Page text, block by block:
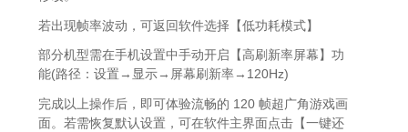
若出现帧率波动，可返回软件选择【低功耗模式】
部分机型需在手机设置中手动开启【高刷新率屏幕】功
能(路径：设置→显示→屏幕刷新率→120Hz)
完成以上操作后，即可体验流畅的 120 帧超广角游戏画
面。若需恢复默认设置，可在软件主界面点击【一键还